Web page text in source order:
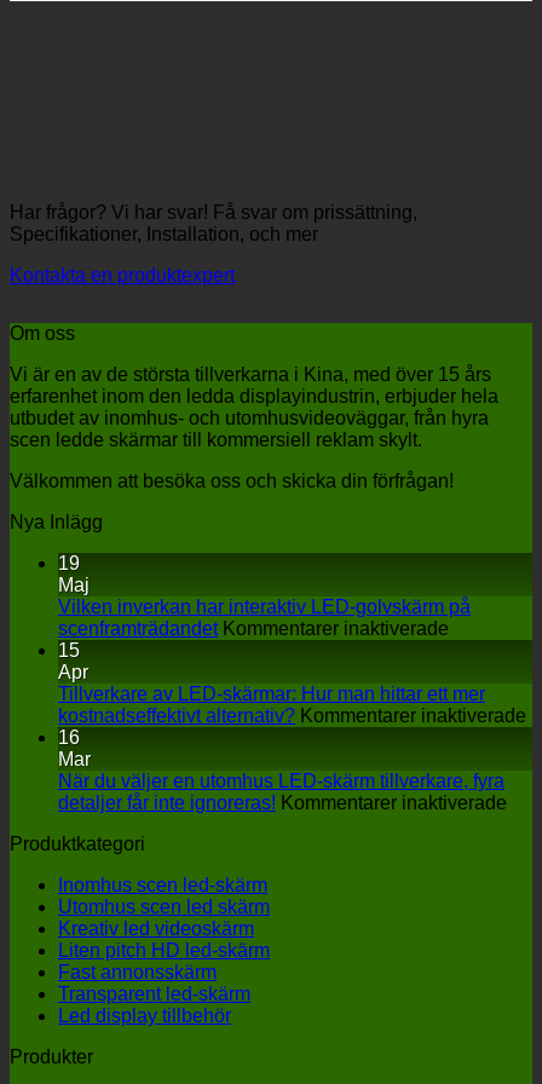
Har frågor? Vi har svar! Få svar om prissättning,
Specifikationer, Installation, och mer
Kontakta en produktexpert
Om oss
Vi är en av de största tillverkarna i Kina, med över 15 års
erfarenhet inom den ledda displayindustrin, erbjuder hela
utbudet av inomhus- och utomhusvideoväggar, från hyra
scen ledde skärmar till kommersiell reklam skylt.
Välkommen att besöka oss och skicka din förfrågan!
Nya Inlägg
19
Maj
Vilken inverkan har interaktiv LED-golvskärm på
scenframträdandet Kommentarer inaktiverade
har
interaktiv
på
15
Apr
Tillverkare av LED-skärmar: Hur man hittar ett mer
kostnadseffektivt alternativ? Kommentarer inaktiverade
16
Mar
När du väljer en utomhus LED-skärm tillverkare, fyra
detaljer får inte ignoreras! Kommentarer inaktiverade
Produktkategori
Inomhus scen led-skärm
Utomhus scen led skärm
Kreativ led videoskärm
Liten pitch HD led-skärm
Fast annonsskärm
Transparent led-skärm
Led display tillbehör
Produkter